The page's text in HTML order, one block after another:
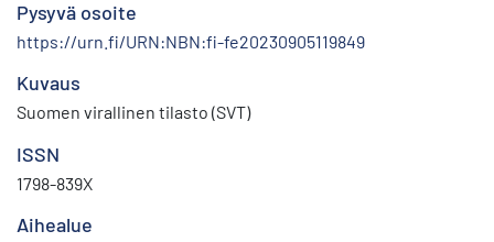
Pysyvä osoite
https://urn.fi/URN:NBN:fi-fe20230905119849
Kuvaus
Suomen virallinen tilasto (SVT)
ISSN
1798-839X
Aihealue